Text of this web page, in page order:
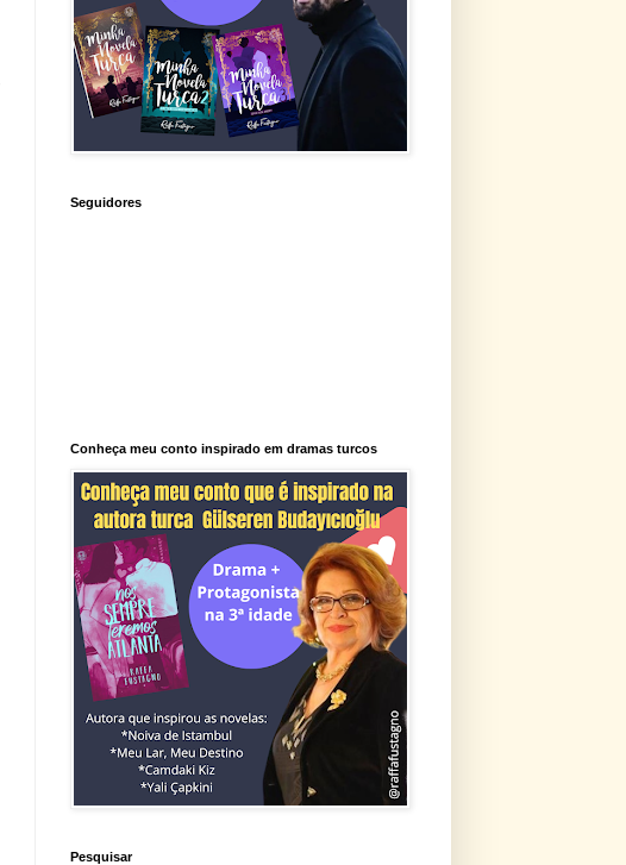
Seguidores
Conheça meu conto inspirado em dramas turcos
Pesquisar